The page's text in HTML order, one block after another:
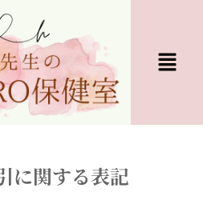
に関する表記